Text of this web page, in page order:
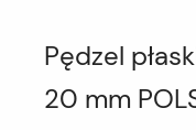
Pędzel
20 mm